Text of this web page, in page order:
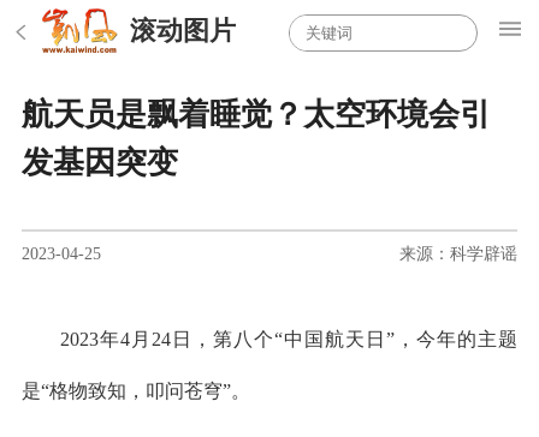
滚动图片
航天员是飘着睡觉？太空环境会引
发基因突变
2023-04-25 来源：科学辟谣
2023年4月24日，第八个“中国航天日”，今年的主题
是“格物致知，叩问苍穹”。